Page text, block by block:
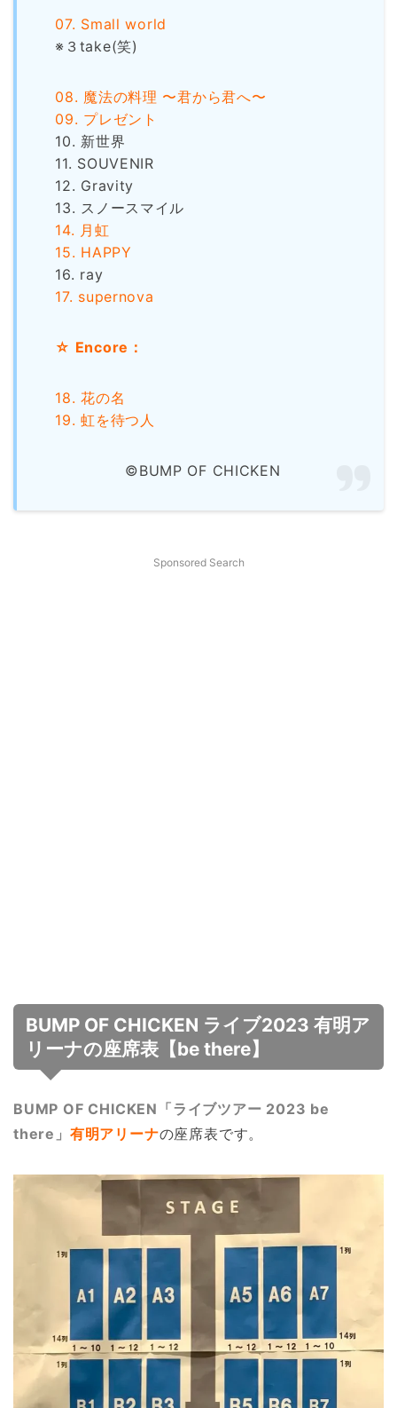
07. Small world
※３take(笑)
08. 魔法の料理 〜君から君へ〜
09. プレゼント
10. 新世界
11. SOUVENIR
12. Gravity
13. スノースマイル
14. 月虹
15. HAPPY
16. ray
17. supernova
☆ Encore：
18. 花の名
19. 虹を待つ人
©BUMP OF CHICKEN
Sponsored Search
BUMP OF CHICKEN ライブ2023 有明ア
リーナの座席表【be there】
BUMP OF CHICKEN「ライブツアー 2023 be
there」 有明アリーナの座席表です。